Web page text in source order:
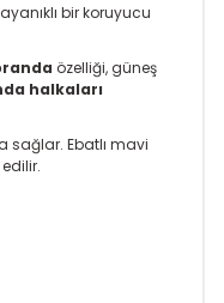
bir koruyucu
özelliği, güneş
halkaları
Ebatlı mavi